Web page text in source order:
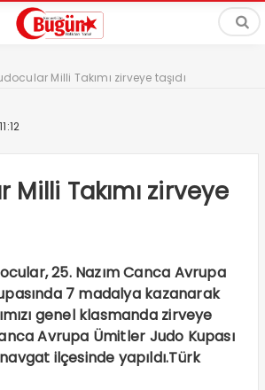
Milli Takımı zirveye taşıdı
Takımı zirveye
25. Nazım Canca Avrupa
7 madalya kazanarak
genel klasmanda zirveye
Avrupa Ümitler Judo Kupası
ilçesinde yapıldı.Türk